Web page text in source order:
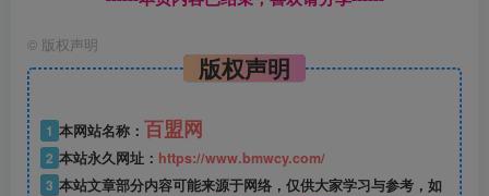
© 版权声明
版权声明
1 本网站名称： 百盟网
2 本站永久网址： https://www.bmwcy.com/
3 本站文章部分内容可能来源于网络，仅供大家学习与参考，如